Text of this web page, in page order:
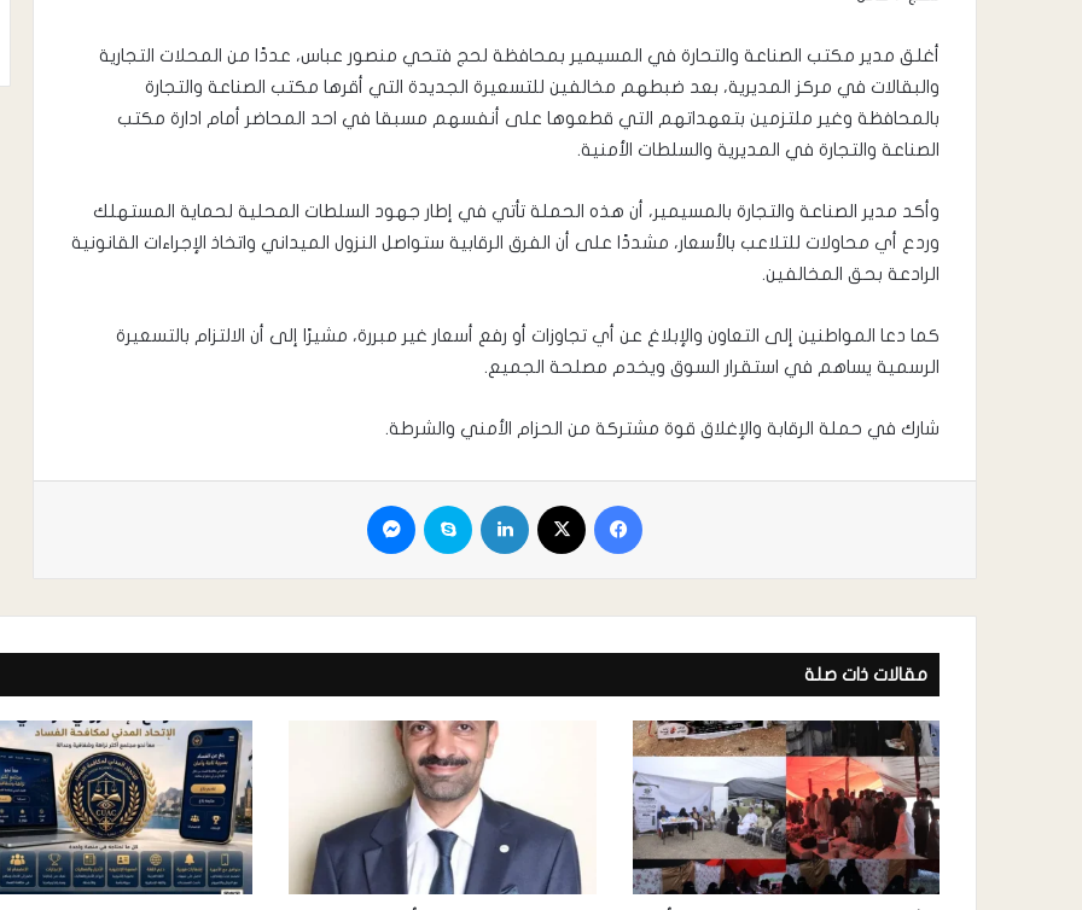
أغلق مدير مكتب الصناعة والتحارة في المسيمير بمحافظة لحج فتحي منصور عباس، عددًا من المحلات التجارية
والبقالات في مركز المديرية، بعد ضبطهم مخالفين للتسعيرة الجديدة التي أقرها مكتب الصناعة والتجارة
بالمحافظة وغير ملتزمين بتعهداتهم التي قطعوها على أنفسهم مسبقا في احد المحاضر أمام ادارة مكتب
الصناعة والتجارة في المديرية والسلطات الأمنية.
وأكد مدير الصناعة والتجارة بالمسيمير، أن هذه الحملة تأتي في إطار جهود السلطات المحلية لحماية المستهلك
وردع أي محاولات للتلاعب بالأسعار، مشددًا على أن الفرق الرقابية ستواصل النزول الميداني واتخاذ الإجراءات القانونية
الرادعة بحق المخالفين.
كما دعا المواطنين إلى التعاون والإبلاغ عن أي تجاوزات أو رفع أسعار غير مبررة، مشيرًا إلى أن الالتزام بالتسعيرة
الرسمية يساهم في استقرار السوق ويخدم مصلحة الجميع.
شارك في حملة الرقابة والإغلاق قوة مشتركة من الحزام الأمني والشرطة.
مقالات ذات صلة